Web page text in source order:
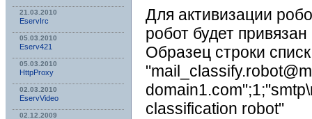
21.03.2010
EservIrc
05.03.2010
Eserv421
05.03.2010
HttpProxy
02.03.2010
EservVideo
02.12.2009
Для активизации
робот будет
Образец строки
classification robot"